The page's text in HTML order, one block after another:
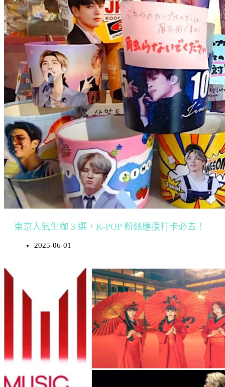
東京人氣生咖 3 選，K-POP 粉絲應援打卡必去！
2025-06-01